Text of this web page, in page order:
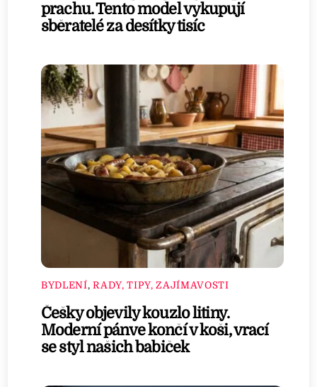
prachu. Tento model vykupují
sběratelé za desítky tisíc
BYDLENÍ,RADY, TIPY, ZAJÍMAVOSTI
Češky objevily kouzlo litiny.
Moderní pánve končí v koši, vrací
se styl našich babiček